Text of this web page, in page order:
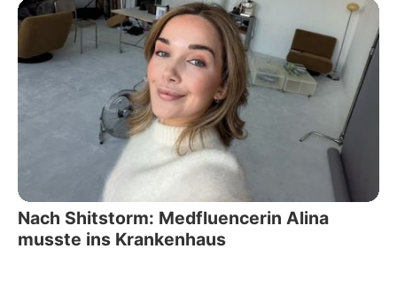
Nach Shitstorm: Medfluencerin Alina
musste ins Krankenhaus